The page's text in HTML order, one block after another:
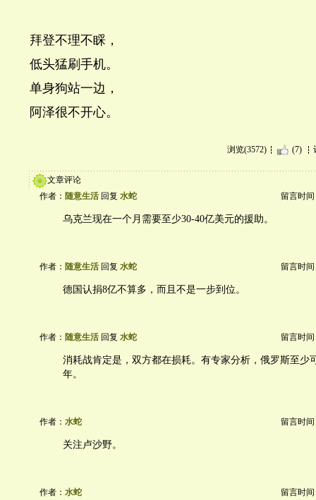
拜登不理不睬，
低头猛刷手机。
单身狗站一边，
阿泽很不开心。
浏览(3572) (7)
文章评论
作者： 随意生活 回复 水蛇 留言时间
乌克兰现在一个月需要至少30-40亿美元的援助。
作者： 随意生活 回复 水蛇 留言时间
德国认捐8亿不算多，而且不是一步到位。
作者： 随意生活 回复 水蛇 留言时间
消耗战肯定是，双方都在损耗。有专家分析，俄罗斯至少
年。
作者： 水蛇 留言时间
关注卢沙野。
作者： 水蛇 留言时间